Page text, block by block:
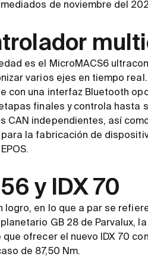
de noviembre del
es el MicroMACS6
varios ejes en tiempo
con una interfaz Bluetooth
finales y controla hasta
CAN independientes, así
la fabricación de
y IDX 70
logro, en lo que a par se
GB 28 de Parvalux,
que ofrecer el nuevo IDX 70
de 87,50 Nm.